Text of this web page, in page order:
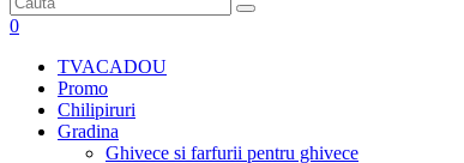
0
TVACADOU
Promo
Chilipiruri
Gradina
Ghivece si farfurii pentru ghivece